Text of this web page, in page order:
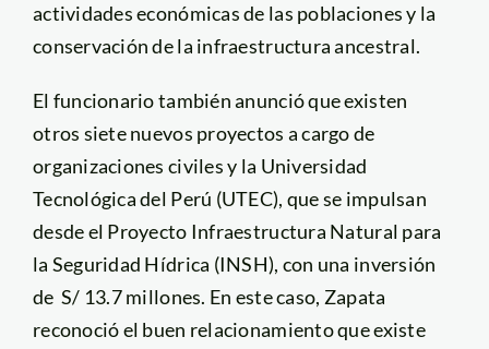
actividades económicas de las poblaciones y la
conservación de la infraestructura ancestral.
El funcionario también anunció que existen
otros siete nuevos proyectos a cargo de
organizaciones civiles y la Universidad
Tecnológica del Perú (UTEC), que se impulsan
desde el Proyecto Infraestructura Natural para
la Seguridad Hídrica (INSH), con una inversión
de S/ 13.7 millones. En este caso, Zapata
reconoció el buen relacionamiento que existe